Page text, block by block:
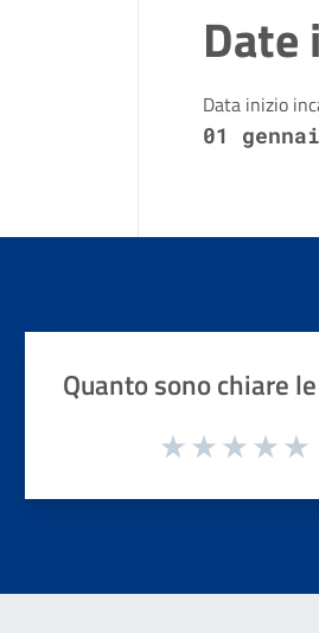
Date
Data inizio
01
Quanto sono chiare
Valuta da 1 a 5 stelle la pagina